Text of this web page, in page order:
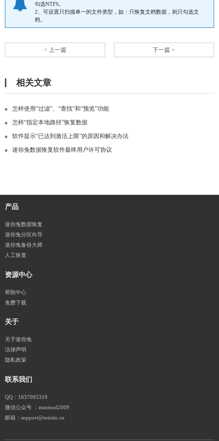
勾选NTFS。
2、可设置只扫描单一的文件类型，如：只恢复文档数据，则只勾选文
档。
< 上一篇 下一篇 >
相关文章
怎样使用“过滤”、“查找”和“预览”功能
怎样“指定本地路径”恢复数据
软件提示“已达到激活上限”的原因和解决办法
迷你兔数据恢复软件最终用户许可协议
产品
迷你兔数据恢复
迷你兔分区向导
迷你兔备份大师
人工恢复
资源中心
帮助中心
免费下载
关于
关于迷你兔
法律声明
隐私政策
联系我们
QQ：1637095319
微信公众号 ：minitool2009
邮箱：support@minitu.cn